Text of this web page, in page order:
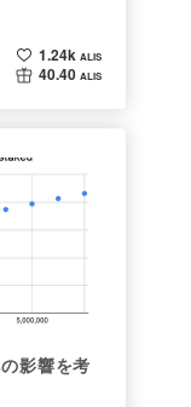
1.24k ALIS
40.40 ALIS
影響を考